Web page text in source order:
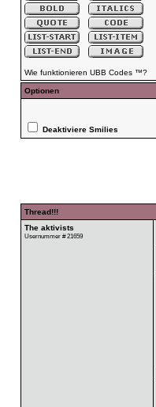
Wie funktionieren UBB Codes ™?
Optionen
Deaktiviere Smilies
Thread!!!
The aktivists
Usernummer # 21659